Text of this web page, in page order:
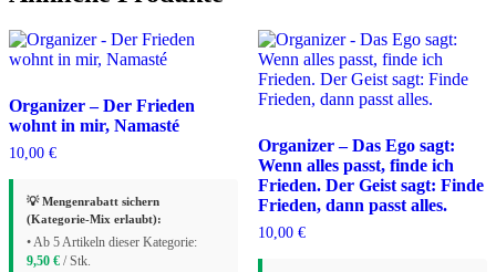
Organizer – Der Frieden
wohnt in mir, Namasté
10,00 €
💡 Mengenrabatt sichern
(Kategorie-Mix erlaubt):
• Ab 5 Artikeln dieser Kategorie:
9,50 € / Stk.
Organizer – Das Ego sagt:
Wenn alles passt, finde ich
Frieden. Der Geist sagt: Finde
Frieden, dann passt alles.
10,00 €